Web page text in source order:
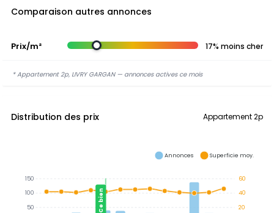
Comparaison autres annonces
Prix/m² 17% moins cher
* Appartement 2p, LIVRY GARGAN — annonces actives ce mois
Distribution des prix Appartement 2p
Ce bien
60
40
20
150
100
50
Annonces Superficie moy.